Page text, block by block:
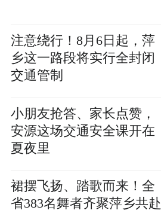
注意绕行！8月6日起，萍
乡这一路段将实行全封闭
交通管制
小朋友抢答、家长点赞，
安源这场交通安全课开在
夏夜里
裙摆飞扬、踏歌而来！全
省383名舞者齐聚萍乡共赴